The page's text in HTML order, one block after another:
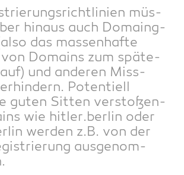
müs­
hin­aus auch Domain­g­
das mas­sen­haf­te
von Domains zum spä­te­
und ande­ren Miss­
Poten­ti­ell
guten Sit­ten ver­sto­ßen­
wie hitler.berlin oder
wer­den z.B. von der
aus­ge­nom­